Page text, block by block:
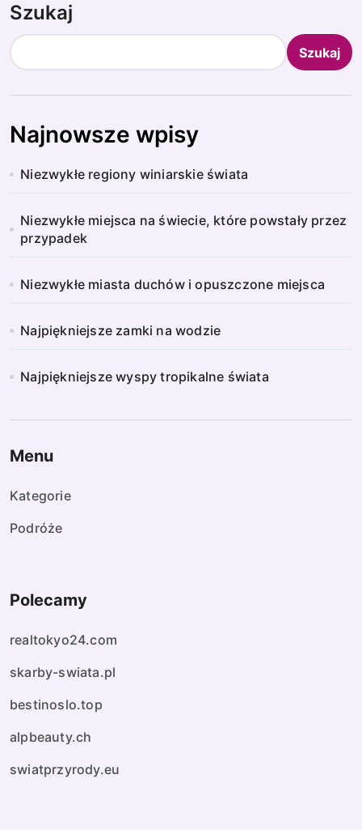
Szukaj
Szukaj
Najnowsze wpisy
Niezwykłe regiony winiarskie świata
Niezwykłe miejsca na świecie, które powstały przez
przypadek
Niezwykłe miasta duchów i opuszczone miejsca
Najpiękniejsze zamki na wodzie
Najpiękniejsze wyspy tropikalne świata
Menu
Kategorie
Podróże
Polecamy
realtokyo24.com
skarby-swiata.pl
bestinoslo.top
alpbeauty.ch
swiatprzyrody.eu